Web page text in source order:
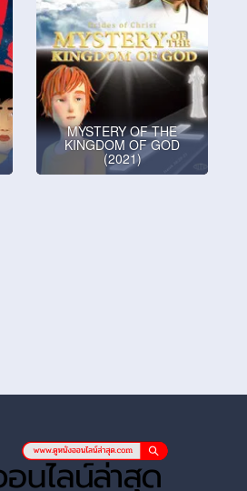
MYSTERY OF THE
KINGDOM OF GOD
(2021)